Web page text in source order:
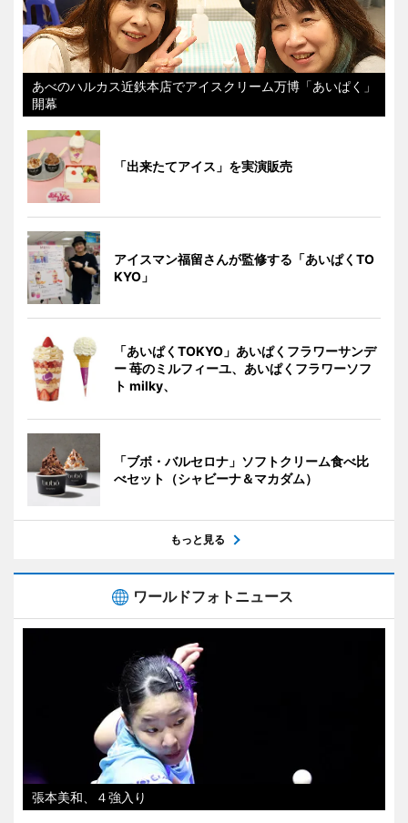
あべのハルカス近鉄本店でアイスクリーム万博「あいぱく」
開幕
「出来たてアイス」を実演販売
アイスマン福留さんが監修する「あいぱくTO
KYO」
「あいぱくTOKYO」あいぱくフラワーサンデ
ー 苺のミルフィーユ、あいぱくフラワーソフ
ト milky、
「ブボ・バルセロナ」ソフトクリーム食べ比
べセット（シャビーナ＆マカダム）
もっと見る
ワールドフォトニュース
張本美和、４強入り